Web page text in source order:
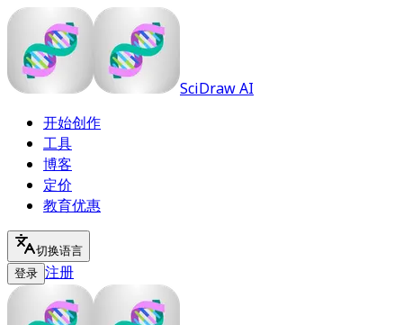
SciDraw AI
开始创作
工具
博客
定价
教育优惠
切换语言
登录 注册